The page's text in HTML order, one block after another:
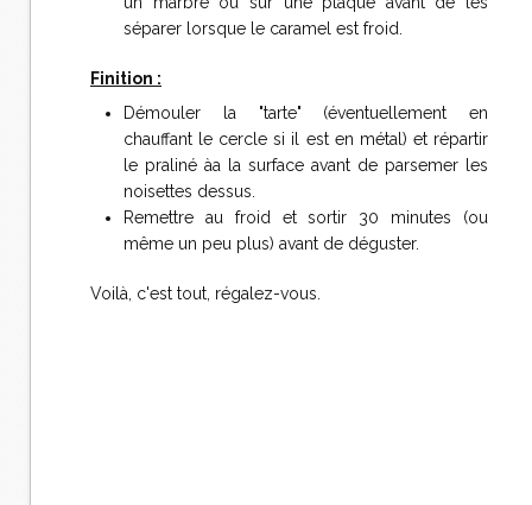
séparer lorsque le caramel est froid.
Finition :
Démouler la "tarte" (éventuellement en
chauffant le cercle si il est en métal) et répartir
le praliné àa la surface avant de parsemer les
noisettes dessus.
Remettre au froid et sortir 30 minutes (ou
même un peu plus) avant de déguster.
Voilà, c'est tout, régalez-vous.